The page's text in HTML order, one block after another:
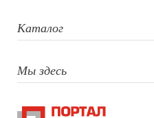
Каталог
Мы здесь